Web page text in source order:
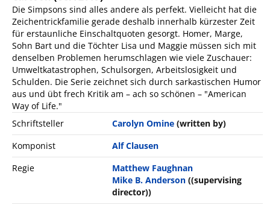
Die Simpsons sind alles andere als perfekt. Vielleicht hat die
Zeichentrickfamilie gerade deshalb innerhalb kürzester Zeit
für erstaunliche Einschaltquoten gesorgt. Homer, Marge,
Sohn Bart und die Töchter Lisa und Maggie müssen sich mit
denselben Problemen herumschlagen wie viele Zuschauer:
Umweltkatastrophen, Schulsorgen, Arbeitslosigkeit und
Schulden. Die Serie zeichnet sich durch sarkastischen Humor
aus und übt frech Kritik am – ach so schönen – "American
Way of Life."
Schriftsteller
Carolyn Omine (written by)
Komponist
Alf Clausen
Regie
Matthew Faughnan
Mike B. Anderson ((supervising
director))